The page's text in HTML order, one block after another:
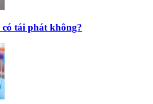
tái phát không?